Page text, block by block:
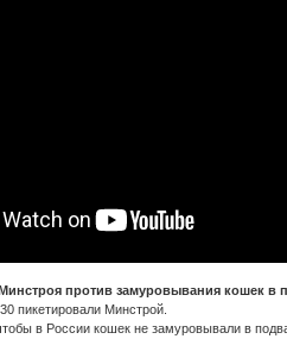
против замуровывания кошек в
пикетировали Минстрой.
в России кошек не замуровывали в